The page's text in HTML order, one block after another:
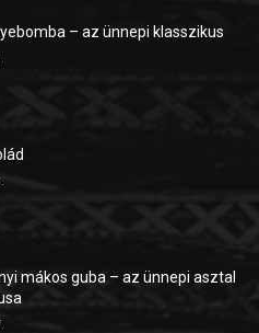
– az ünnepi klasszikus
mákos guba – az ünnepi asztal